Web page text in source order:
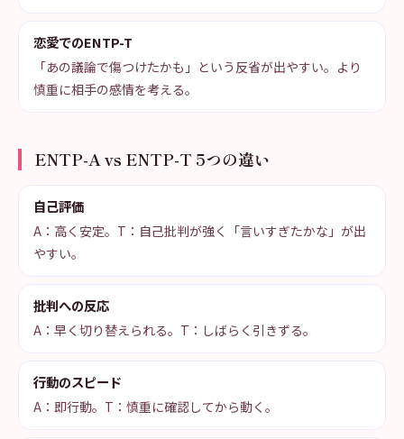
恋愛でのENTP-T
「あの議論で傷つけたかも」という反省が出やすい。より
慎重に相手の感情を考える。
ENTP-A vs ENTP-T 5つの違い
自己評価
A：高く安定。T：自己批判が強く「言いすぎたかな」が出
やすい。
批判への反応
A：早く切り替えられる。T：しばらく引きずる。
行動のスピード
A：即行動。T：慎重に確認してから動く。